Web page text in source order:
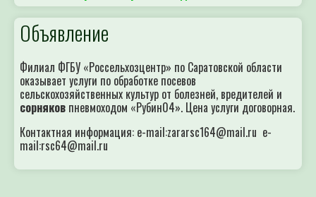
Объявление
Филиал ФГБУ «Россельхозцентр» по Саратовской области
оказывает услуги по обработке посевов
сельскохозяйственных культур от болезней, вредителей и
сорняковпневмоходом «Рубин04». Цена услуги договорная.
Контактная информация: e-mail:zararsc164@mail.ru e-
mail:rsc64@mail.ru